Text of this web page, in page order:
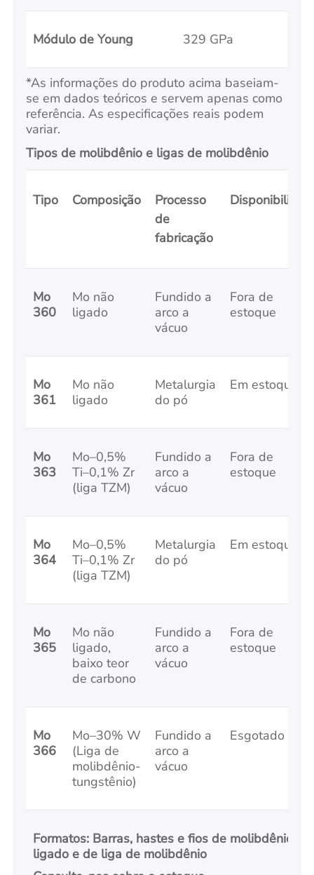
Módulo de Young 329 GPa
*As informações do produto acima baseiam-
se em dados teóricos e servem apenas como
referência. As especificações reais podem
variar.
Tipos de molibdênio e ligas de molibdênio
Tipo Composição
Processo
de
fabricação
Mo
360
Mo não
ligado
Fundido a
arco a
vácuo
Fora de
estoque
Mo
361
Mo não
ligado
Metalurgia
do pó
Em estoque
Mo
363
Mo–0,5%
Ti–0,1% Zr
(liga TZM)
Fundido a
arco a
vácuo
Fora de
estoque
Mo
364
Mo–0,5%
Ti–0,1% Zr
(liga TZM)
Metalurgia
do pó
Em estoque
Mo
365
Mo não
ligado,
baixo teor
de carbono
Fundido a
arco a
vácuo
Fora de
estoque
Mo
366
Mo–30% W
(Liga de
molibdênio-
tungstênio)
Fundido a
arco a
vácuo
Esgotado
Formatos: Barras, hastes e fios de molibdênio
ligado e de liga de molibdênio